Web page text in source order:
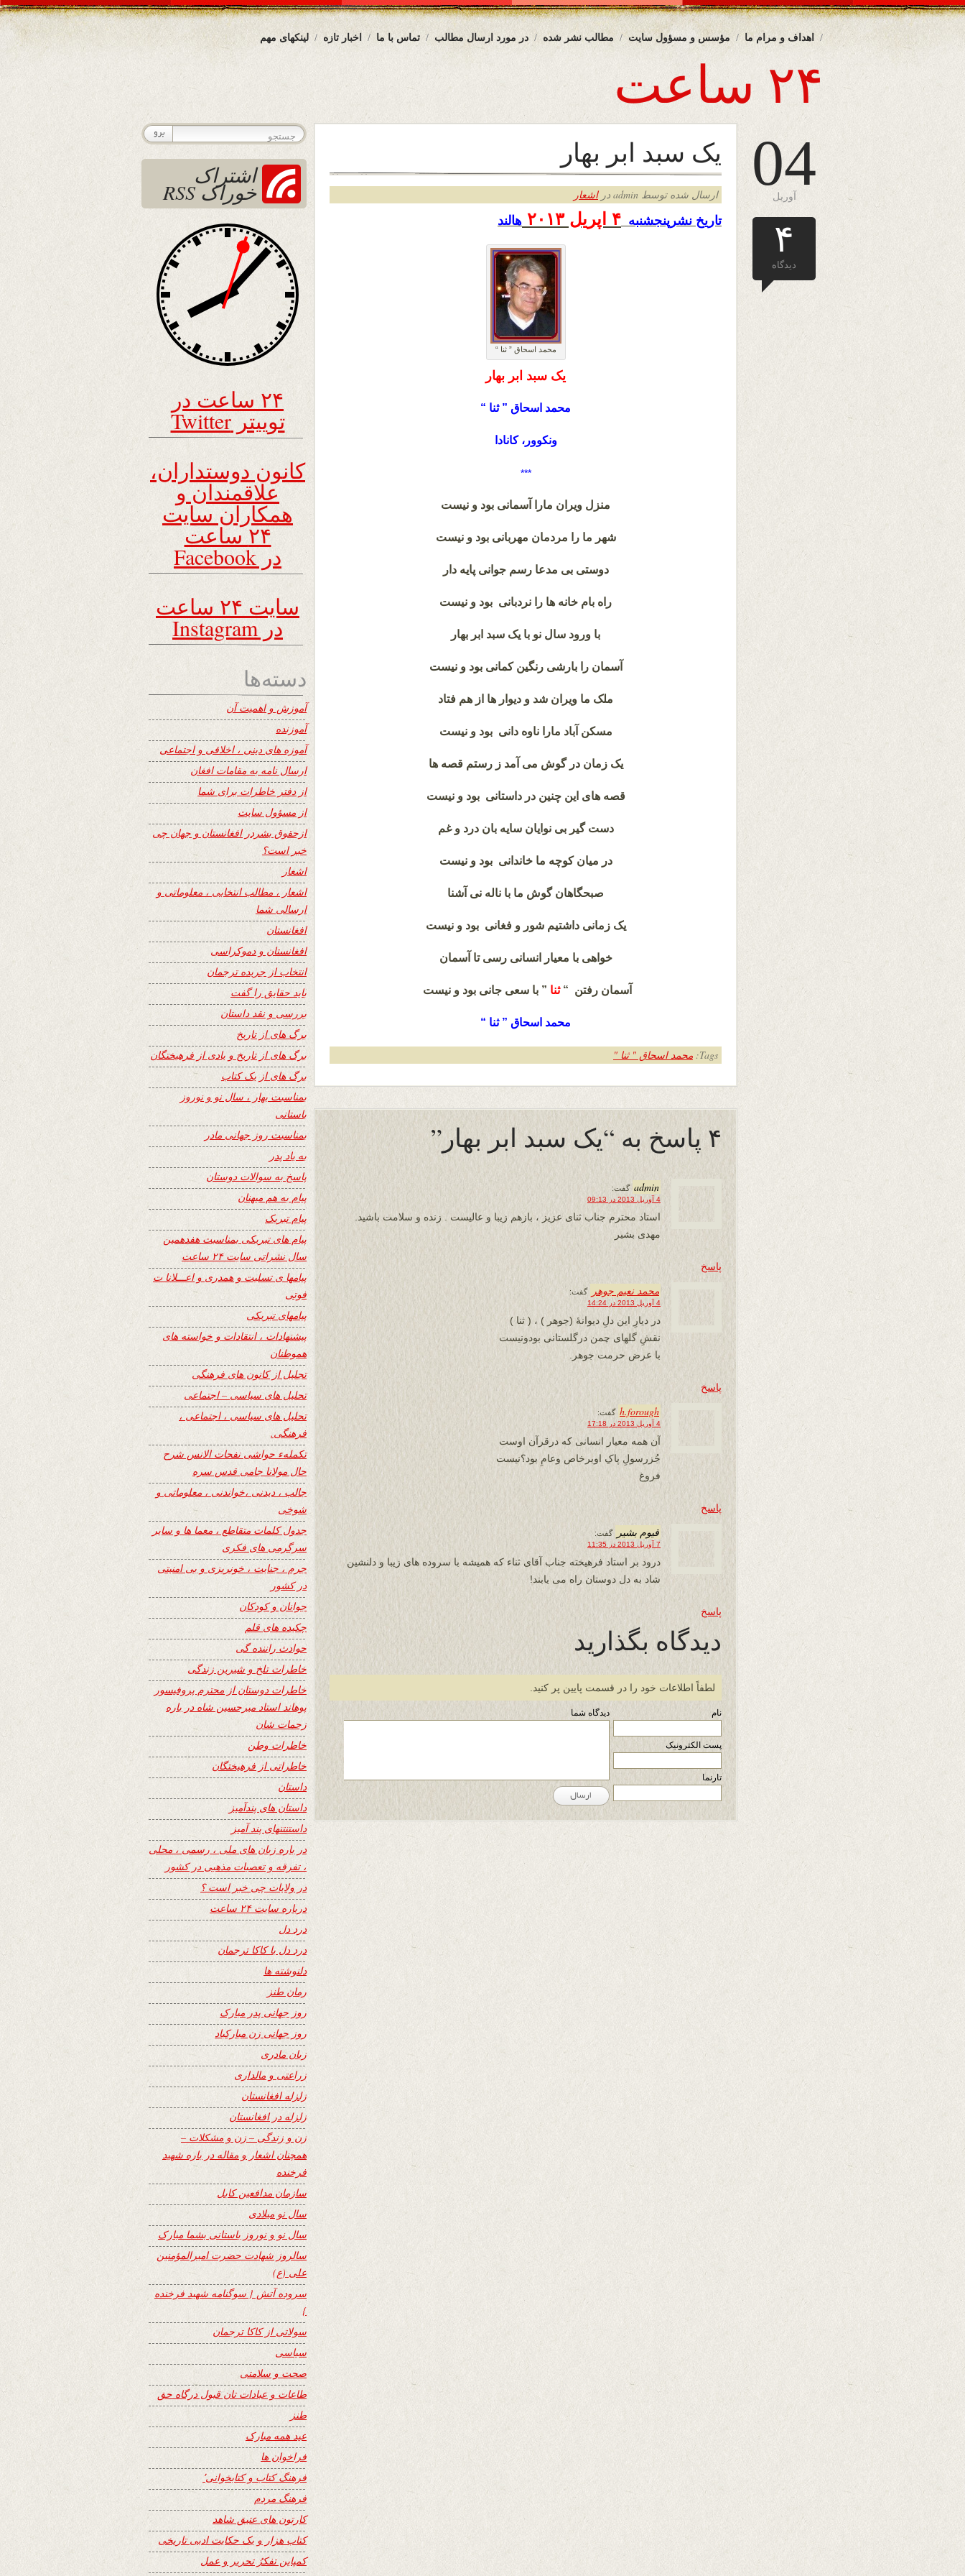
لینکهای مهم اخبار تازه تماس با ما در مورد ارسال مطالب مطالب نشر شده مؤسس و مسؤول سایت اهداف و مرام ما
۲۴ ساعت
04
آوریل
۴
دیدگاه
یک سبد ابر بهار
ارسال شده توسط admin در اشعار
تاریخ نشرپنجشنبه ۴ اپریل ۲۰۱۳ هالند
محمد اسحاق ” ثنا “
یک سبد ابر بهار
محمد اسحاق ” ثنا “
ونکوور، کانادا
***
منزل ویران مارا آسمانی بود و نیست
شهر ما را مردمان مهربانی بود و نیست
دوستی بی مدعا رسم جوانی پایه دار
راه بام خانه ها را نردبانی بود و نیست
با ورود سال نو با یک سبد ابر بهار
آسمان را بارشی رنگین کمانی بود و نیست
ملک ما ویران شد و دیوار ها از هم فتاد
مسکن آباد مارا ناوه دانی بود و نیست
یک زمان در گوش می آمد ز رستم قصه ها
قصه های این چنین در داستانی بود و نیست
دست گیر بی نوایان سایه بان درد و غم
در میان کوچه ما خاندانی بود و نیست
صبحگاهان گوش ما با ناله نی آشنا
یک زمانی داشتیم شور و فغانی بود و نیست
خواهی با معیار انسانی رسی تا آسمان
آسمان رفتن “ ثنا ” با سعی جانی بود و نیست
محمد اسحاق ” ثنا “
Tags: محمد اسحاق " ثنا "
۴ پاسخ به “یک سبد ابر بهار”
admin گفت:
4 آوریل 2013 در 09:13
استاد محترم جناب ثنای عزیز ، بازهم زیبا و عالیست . زنده و سلامت باشید.
مهدی بشیر
پاسخ
محمد نعیم جوهر گفت:
4 آوریل 2013 در 14:24
در دیارِ این دلِ دیوانۀ (جوهر ) ، ( ثنا )
نقشِ گلهای چمن درگلستانی بودونیست
با عرض حرمت جوهر.
پاسخ
h.forough گفت:
4 آوریل 2013 در 17:18
آن همه معیار انسانی که درقرآن اوست
جُزرسولِ پاکِ اوبرخاص وعامِ بود؟نیست
فروغ
پاسخ
قیوم بشیر گفت:
7 آوریل 2013 در 11:35
درود بر استاد فرهیخته جناب آقای ثناء که همیشه با سروده های زیبا و دلنشین
شاد به دل دوستان راه می یابند!
پاسخ
دیدگاه بگذارید
لطفاً اطلاعات خود را در قسمت پایین پر کنید.
نام
پست الکترونیک
تارنما
دیدگاه شما
اشتراک
خوراک RSS
۲۴ ساعت در
توییتر Twitter
کانون دوستداران،
علاقمندان و
همکاران سایت
۲۴ ساعت
در Facebook
سایت ۲۴ ساعت
در Instagram
دسته‌ها
آموزش و اهمیت آن
آموزنده
آموزه های دینی ، اخلاقی و اجتماعی
ارسال نامه به مقامات افغان
از دفتر خاطرات برای شما
از مسؤول سایت
ازحقوق بشردر افغانستان و جهان چی
خبر است؟
اشعار
اشعار ، مطالب انتخابی ، معلوماتی و
ارسالی شما
افغانستان
افغانستان و دموکراسی
انتخاب از جریده ترجمان
باید حقایق را گفت
بررسی و نقد داستان
برگ های از تاریخ
برگ های از تاریخ و یادی از فرهیختگان
برگ های از یک کتاب
بمناسبت بهار ، سال نو و نوروز
باستانی
بمناسبت روز جهانی مادر
به یاد پدر
پاسخ به سوالات دوستان
پیام به هم میهنان
پیام تبریک
پیام های تبریکی بمناسبت هفدهمین
سال نشراتی سایت ۲۴ ساعت
پیامها ی تسلیت و همدری و اعـــلانا ت
فوتی
پیامهای تبریکی
پیشنهادات ، انتقادات و خواسته های
هموطنان
تجلیل از کانون های فرهنگی
تحلیل های سیاسی – اجتماعی
تحلیل های سیاسی ، اجتماعی ،
فرهنگی.
تکملهء حواشی نفحات الانس شرح
حال مولانا جامی قدس سره
جالب ، دیدنی ،خواندنی ، معلوماتی و
شوخی
جدول کلمات متقاطع ، معما ها و سایر
سرگرمی های فکری
جرم ، جنایت ، خونریزی و بی امنیتی
در کشور
جوانان و کودکان
چکیده های قلم
حوادث راننده گی
خاطرات تلخ و شیرین زندگی
خاطرات دوستان از محترم پروفیسور
پوهاند استاد میرحسین شاه در باره
زحمات شان
خاطرات وطن
خاطراتی از فرهیختگان
داستان
داستان های پندآمیز
داستنتنهای پند آمیز
در باره زبان های ملی ، رسمی ، محلی
، تفرقه و تعصبات مذهبی در کشور
در ولایات چی خبر است ؟
درباره سایت ۲۴ ساعت
درد دل
درد دل با کاکا ترجمان
دلنوشته ها
رمان طنز
روز جهانی پدر مبارک
روز جهانی زن مبارکباد
زبان مادری
زراعتی و مالداری
زلزله افغانستان
زلزله در افغانستان
زن و زندگی – زن و مشکلات –
همچنان اشعار و مقاله در باره شهید
فرخنده
سازمان مدافعین کابل
سال نو میلادی
سال نو و نوروز باستانی بشما مبارک
سالروز شهادت حضرت امیرالمؤمنین
علی (ع)
سروده آتش { سوگنامه شهید فرخنده
}
سولاتی از کاکا ترجمان
سیاسی
صحت و سلامتی
طاعات و عبادات تان قبول درگاه حق
طنز
عید همه مبارک
فراخوان ها
فرهنگ کتاب و کتابخوانی٬
فرهنگ مردم
کارتون های عتیق شاهد
کتاب هزار و یک حکایت ادبی تاریخی
کمپاین تفکرُ تحریر و عمل